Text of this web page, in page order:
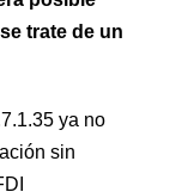
trate de un
ya no
sin